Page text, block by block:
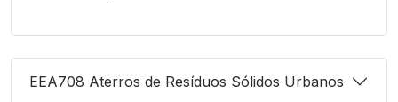
EEA708 Aterros de Resíduos Sólidos Urbanos